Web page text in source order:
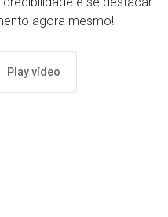
agora mesmo!
Play vídeo